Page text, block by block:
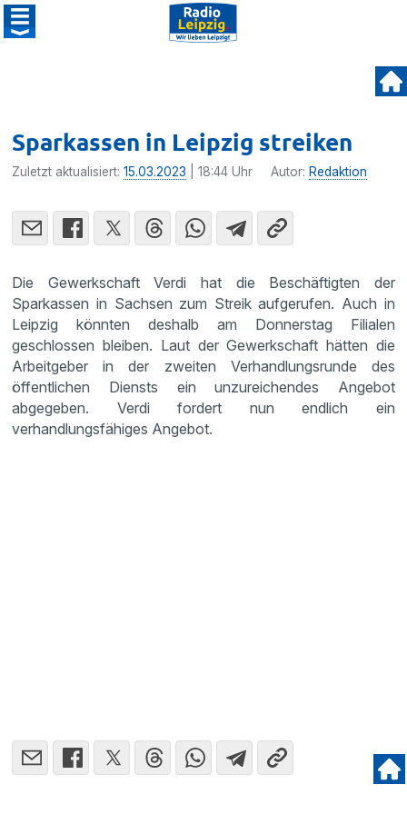
Sparkassen in Leipzig streiken
Zuletzt aktualisiert:15.03.2023 | 18:44 Uhr Autor: Redaktion
Die Gewerkschaft Verdi hat die Beschäftigten der
Sparkassen in Sachsen zum Streik aufgerufen. Auch in
Leipzig könnten deshalb am Donnerstag Filialen
geschlossen bleiben. Laut der Gewerkschaft hätten die
Arbeitgeber in der zweiten Verhandlungsrunde des
öffentlichen Diensts ein unzureichendes Angebot
abgegeben. Verdi fordert nun endlich ein
verhandlungsfähiges Angebot.